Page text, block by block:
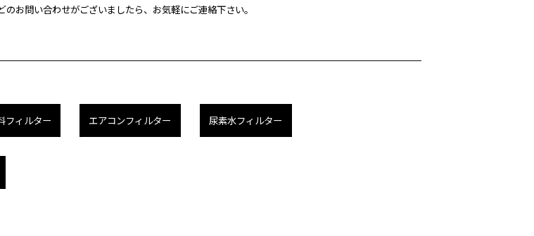
のお問い合わせがございましたら、お気軽にご連絡下さい。
フィルター エアコンフィルター 尿素水フィルター